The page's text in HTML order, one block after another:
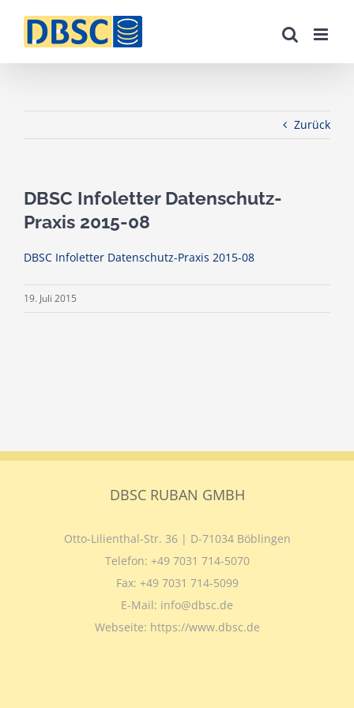
Zurück
DBSC Infoletter Datenschutz-
Praxis 2015-08
DBSC Infoletter Datenschutz-Praxis 2015-08
19. Juli 2015
DBSC RUBAN GMBH
Otto-Lilienthal-Str. 36 | D-71034 Böblingen
Telefon: +49 7031 714-5070
Fax: +49 7031 714-5099
E-Mail: info@dbsc.de
Webseite: https://www.dbsc.de